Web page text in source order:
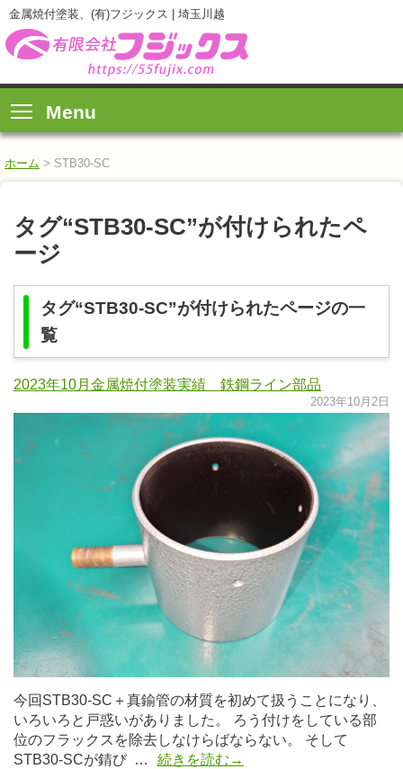
金属焼付塗装、(有)フジックス | 埼玉川越
Menu
ホーム > STB30-SC
タグ“STB30-SC”が付けられたペ
ージ
タグ“STB30-SC”が付けられたページの一
覧
2023年10月金属焼付塗装実績 鉄鋼ライン部品
2023年10月2日
今回STB30-SC＋真鍮管の材質を初めて扱うことになり、
いろいろと戸惑いがありました。 ろう付けをしている部
位のフラックスを除去しなけらばならない。 そして
STB30-SCが錆び …
続きを読む→